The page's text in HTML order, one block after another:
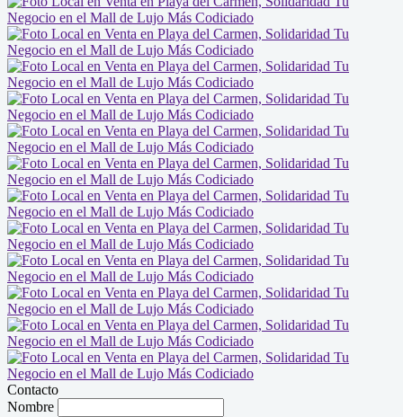
Contacto
Nombre